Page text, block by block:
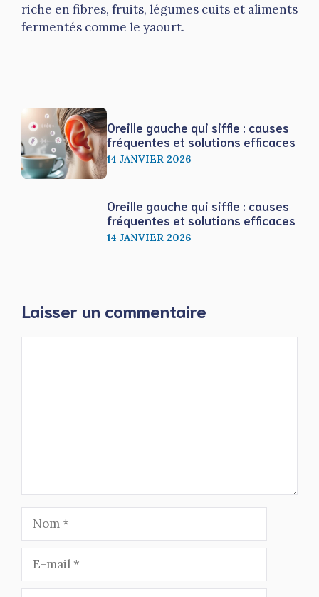
riche en fibres, fruits, légumes cuits et aliments
fermentés comme le yaourt.
Oreille gauche qui siffle : causes
fréquentes et solutions efficaces
14 JANVIER 2026
Oreille gauche qui siffle : causes
fréquentes et solutions efficaces
14 JANVIER 2026
Laisser un commentaire
mail